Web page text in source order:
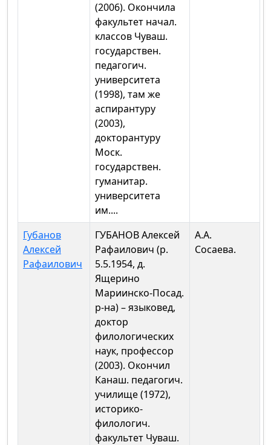
(2006). Окончила
факультет начал.
классов Чуваш.
государствен.
педагогич.
университета
(1998), там же
аспирантуру
(2003),
докторантуру
Моск.
государствен.
гуманитар.
университета
им....
Губанов
Алексей
Рафаилович
ГУБАНОВ Алексей
Рафаилович (р.
5.5.1954, д.
Ящерино
Мариинско-Посад.
р-на) – языковед,
доктор
филологических
наук, профессор
(2003). Окончил
Канаш. педагогич.
училище (1972),
историко-
филологич.
факультет Чуваш.
А.А.
Сосаева.